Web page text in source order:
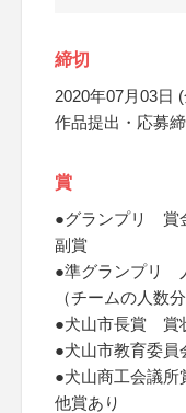
締切
2020年07月03日
作品提出・応募
賞
●グランプリ 賞
副賞
●準グランプリ
（チームの人数
●犬山市長賞 賞
●犬山市教育委
●犬山商工会議
他賞あり